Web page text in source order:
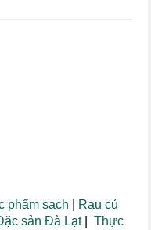
phẩm sạch
Rau củ
sản Đà Lạt|Thực